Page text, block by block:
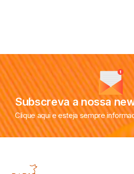
Subscreva a nossa
Clique aqui e esteja sempre